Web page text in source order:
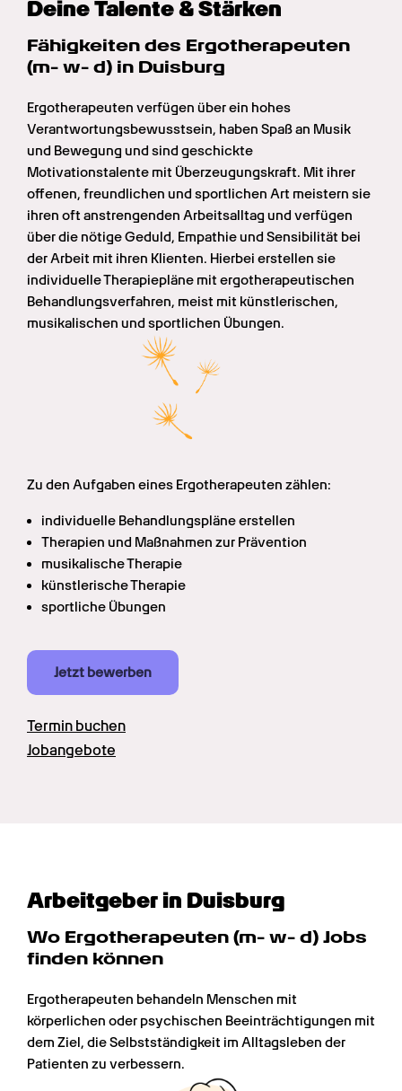
Deine Talente & Stärken
Fähigkeiten des Ergotherapeuten
(m- w- d) in Duisburg
Ergotherapeuten verfügen über ein hohes
Verantwortungsbewusstsein, haben Spaß an Musik
und Bewegung und sind geschickte
Motivationstalente mit Überzeugungskraft. Mit ihrer
offenen, freundlichen und sportlichen Art meistern sie
ihren oft anstrengenden Arbeitsalltag und verfügen
über die nötige Geduld, Empathie und Sensibilität bei
der Arbeit mit ihren Klienten. Hierbei erstellen sie
individuelle Therapiepläne mit ergotherapeutischen
Behandlungsverfahren, meist mit künstlerischen,
musikalischen und sportlichen Übungen.
Zu den Aufgaben eines Ergotherapeuten zählen:
individuelle Behandlungspläne erstellen
Therapien und Maßnahmen zur Prävention
musikalische Therapie
künstlerische Therapie
sportliche Übungen
Jetzt bewerben
Termin buchen
Jobangebote
Arbeitgeber in Duisburg
Wo Ergotherapeuten (m- w- d) Jobs
finden können
Ergotherapeuten behandeln Menschen mit
körperlichen oder psychischen Beeinträchtigungen mit
dem Ziel, die Selbstständigkeit im Alltagsleben der
Patienten zu verbessern.